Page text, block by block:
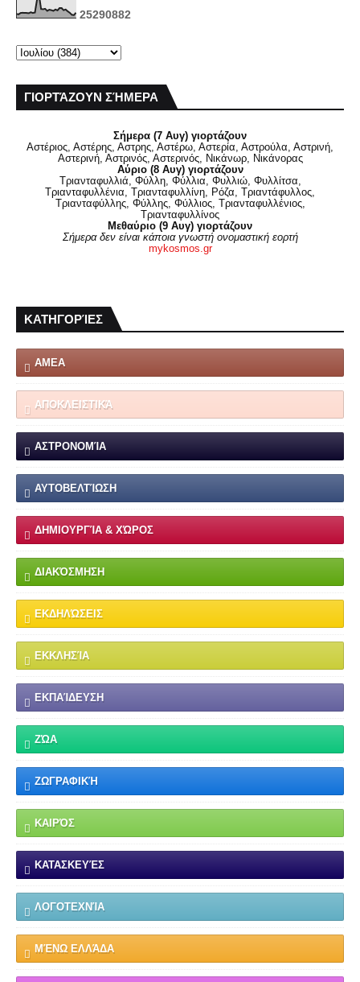
25290882
ΓΙΟΡΤΆΖΟΥΝ ΣΉΜΕΡΑ
Σήμερα (7 Αυγ) γιορτάζουν
Αστέριος, Αστέρης, Αστρης, Αστέρω, Αστερία, Αστρούλα, Αστρινή,
Αστερινή, Αστρινός, Αστερινός, Νικάνωρ, Νικάνορας
Αύριο (8 Αυγ) γιορτάζουν
Τριανταφυλλιά, Φύλλη, Φύλλια, Φυλλιώ, Φυλλίτσα,
Τριανταφυλλένια, Τριανταφυλλίνη, Ρόζα, Τριαντάφυλλος,
Τριανταφύλλης, Φύλλης, Φύλλιος, Τριανταφυλλένιος,
Τριανταφυλλίνος
Μεθαύριο (9 Αυγ) γιορτάζουν
Σήμερα δεν είναι κάποια γνωστή ονομαστική εορτή
mykosmos.gr
ΚΑΤΗΓΟΡΊΕΣ
ΑΜΕΑ
ΑΠΟΚΛΕΙΣΤΙΚΆ
ΑΣΤΡΟΝΟΜΊΑ
ΑΥΤΟΒΕΛΤΊΩΣΗ
ΔΗΜΙΟΥΡΓΊΑ & ΧΏΡΟΣ
ΔΙΑΚΌΣΜΗΣΗ
ΕΚΔΗΛΏΣΕΙΣ
ΕΚΚΛΗΣΊΑ
ΕΚΠΑΊΔΕΥΣΗ
ΖΏΑ
ΖΩΓΡΑΦΙΚΉ
ΚΑΙΡΌΣ
ΚΑΤΑΣΚΕΥΈΣ
ΛΟΓΟΤΕΧΝΊΑ
ΜΈΝΩ ΕΛΛΆΔΑ